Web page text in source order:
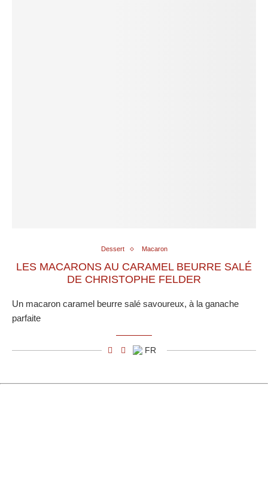
Dessert Macaron
LES MACARONS AU CARAMEL BEURRE SALÉ
DE CHRISTOPHE FELDER
Un macaron caramel beurre salé savoureux, à la ganache
parfaite
FR